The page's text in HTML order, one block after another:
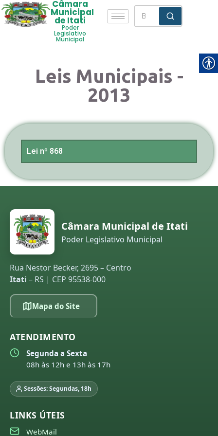
Câmara
Municipal
de Itati
Poder
Legislativo
Municipal
Leis Municipais -
2013
Lei nº 868
Câmara Municipal de Itati
Poder Legislativo Municipal
Rua Nestor Becker, 2695 – Centro
Itati – RS | CEP 95538-000
Mapa do Site
ATENDIMENTO
Segunda a Sexta
08h às 12h e 13h às 17h
Sessões: Segundas, 18h
LINKS ÚTEIS
WebMail